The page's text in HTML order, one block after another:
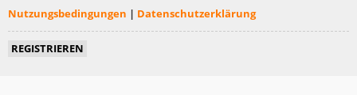
Nutzungsbedingungen | Datenschutzerklärung
REGISTRIEREN